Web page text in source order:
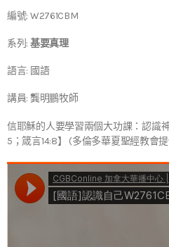
編號: W2761CBM
系列: 基要真理
語言: 國語
講員: 龔明鵬牧師
信耶穌的人要學習兩個大功課：認識
5；箴言14:8】 (多倫多華夏聖經教會